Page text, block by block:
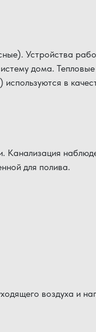
Устройства
дома.
используются в
Канализация
для полива.
воздуха и